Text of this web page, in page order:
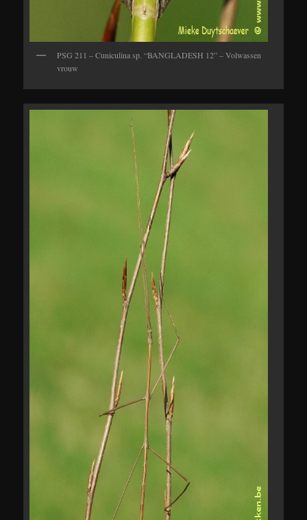
PSG 211 – Cuniculina sp. “BANGLADESH 12” – Volwassen
vrouw